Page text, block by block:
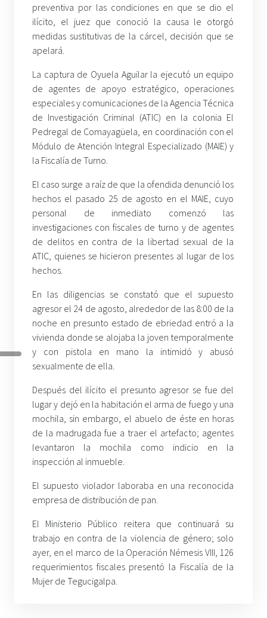
preventiva por las condiciones en que se dio el
ilícito, el juez que conoció la causa le otorgó
medidas sustitutivas de la cárcel, decisión que se
apelará.
La captura de Oyuela Aguilar la ejecutó un equipo
de agentes de apoyo estratégico, operaciones
especiales y comunicaciones de la Agencia Técnica
de Investigación Criminal (ATIC) en la colonia El
Pedregal de Comayagüela, en coordinación con el
Módulo de Atención Integral Especializado (MAIE) y
la Fiscalía de Turno.
El caso surge a raíz de que la ofendida denunció los
hechos el pasado 25 de agosto en el MAIE, cuyo
personal de inmediato comenzó las
investigaciones con fiscales de turno y de agentes
de delitos en contra de la libertad sexual de la
ATIC, quienes se hicieron presentes al lugar de los
hechos.
En las diligencias se constató que el supuesto
agresor el 24 de agosto, alrededor de las 8:00 de la
noche en presunto estado de ebriedad entró a la
vivienda donde se alojaba la joven temporalmente
y con pistola en mano la intimidó y abusó
sexualmente de ella.
Después del ilícito el presunto agresor se fue del
lugar y dejó en la habitación el arma de fuego y una
mochila, sin embargo, el abuelo de éste en horas
de la madrugada fue a traer el artefacto; agentes
levantaron la mochila como indicio en la
inspección al inmueble.
El supuesto violador laboraba en una reconocida
empresa de distribución de pan.
El Ministerio Público reitera que continuará su
trabajo en contra de la violencia de género; solo
ayer, en el marco de la Operación Némesis VIII, 126
requerimientos fiscales presentó la Fiscalía de la
Mujer de Tegucigalpa.